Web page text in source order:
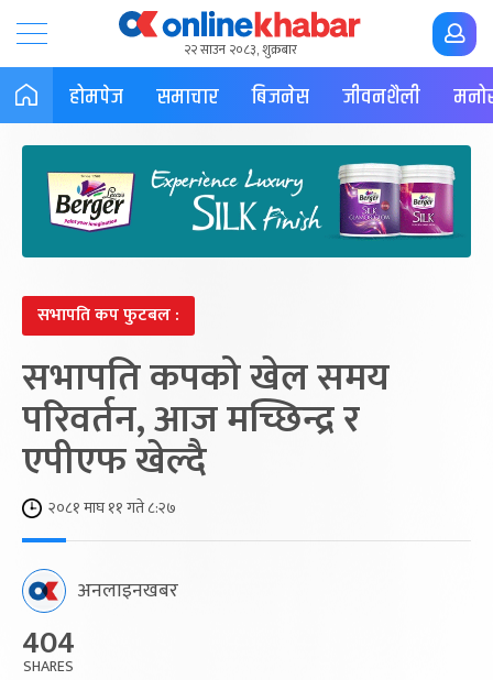
२२ साउन २०८३, शुक्रबार
होमपेज समाचार बिजनेस जीवनशैली
सभापति कप फुटबल :
सभापति कपको खेल समय
परिवर्तन, आज मच्छिन्द्र र
एपीएफ खेल्दै
२०८१ माघ ११ गते ८:२७
अनलाइनखबर
404
SHARES